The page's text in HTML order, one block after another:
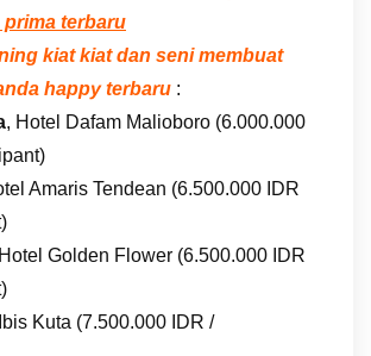
terbaru
kiat kiat dan seni membuat
happy terbaru :
, Hotel Dafam Malioboro (6.000.000
Amaris Tendean (6.500.000 IDR
Golden Flower (6.500.000 IDR
Kuta (7.500.000 IDR /